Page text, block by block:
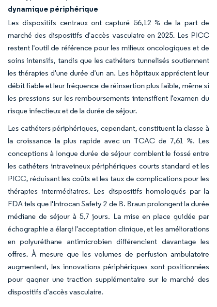
dynamique périphérique
Les dispositifs centraux ont capturé 56,12 % de la part de
marché des dispositifs d'accès vasculaire en 2025. Les PICC
restent l'outil de référence pour les milieux oncologiques et de
soins intensifs, tandis que les cathéters tunnelisés soutiennent
les thérapies d'une durée d'un an. Les hôpitaux apprécient leur
débit fiable et leur fréquence de réinsertion plus faible, même si
les pressions sur les remboursements intensifient l'examen du
risque infectieux et de la durée de séjour.
Les cathéters périphériques, cependant, constituent la classe à
la croissance la plus rapide avec un TCAC de 7,61 %. Les
conceptions à longue durée de séjour comblent le fossé entre
les cathéters intraveineux périphériques courts standard et les
PICC, réduisant les coûts et les taux de complications pour les
thérapies intermédiaires. Les dispositifs homologués par la
FDA tels que l'Introcan Safety 2 de B. Braun prolongent la durée
médiane de séjour à 5,7 jours. La mise en place guidée par
échographie a élargi l'acceptation clinique, et les améliorations
en polyuréthane antimicrobien différencient davantage les
offres. À mesure que les volumes de perfusion ambulatoire
augmentent, les innovations périphériques sont positionnées
pour gagner une traction supplémentaire sur le marché des
dispositifs d'accès vasculaire.